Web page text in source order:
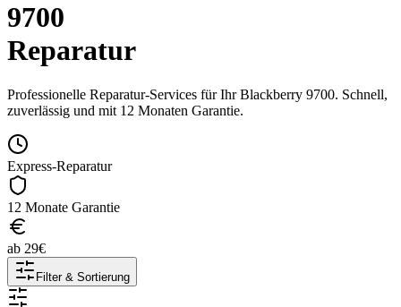
9700
Reparatur
Professionelle Reparatur-Services für IhrBlackberry 9700. Schnell,
zuverlässig und mit 12 Monaten Garantie.
Express-Reparatur
12 Monate Garantie
ab 29€
Filter & Sortierung